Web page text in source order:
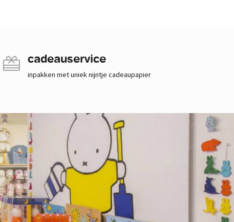
cadeauservice
inpakken met uniek nijntje cadeaupapier